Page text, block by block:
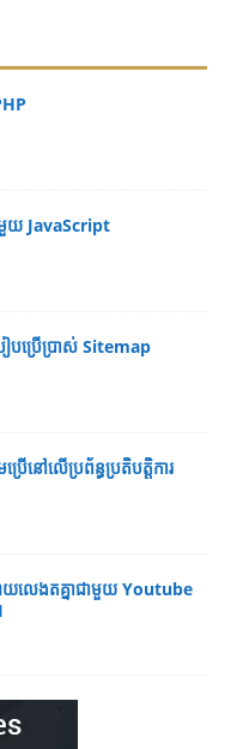
មួយ JavaScript
ប្រើ​ប្រាស់​ Sitemap
នៅ​លើ​​ប្រព័ន្ធ​​ប្រតិបត្តិការ​
យ​លេងតគ្នាជាមួយ Youtube